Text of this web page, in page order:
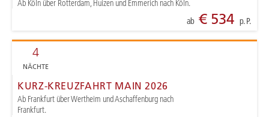
Ab Köln über Rotterdam, Huizen und Emmerich nach Köln.
ab€ 534 p. P.
4
NÄCHTE
KURZ-KREUZFAHRT MAIN 2026
Ab Frankfurt über Wertheim und Aschaffenburg nach
Frankfurt.